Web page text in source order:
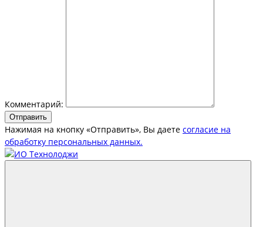
Комментарий:
Отправить
Нажимая на кнопку «Отправить», Вы даете согласие на
обработку персональных данных.